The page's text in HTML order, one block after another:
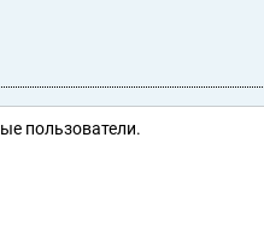
пользователи.